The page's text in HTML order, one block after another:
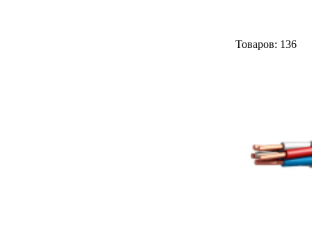
Товаров: 136